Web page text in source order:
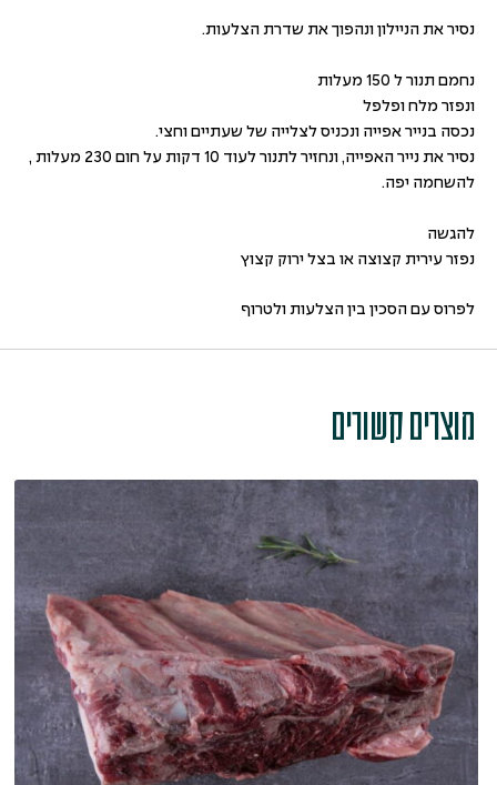
נסיר את הניילון ונהפוך את שדרת הצלעות.
נחמם תנור ל 150 מעלות
ונפזר מלח ופלפל
נכסה בנייר אפייה ונכניס לצלייה של שעתיים וחצי.
נסיר את נייר האפייה, ונחזיר לתנור לעוד 10 דקות על חום 230 מעלות ,
להשחמה יפה.
להגשה
נפזר עירית קצוצה או בצל ירוק קצוץ
לפרוס עם הסכין בין הצלעות ולטרוף
מוצרים קשורים